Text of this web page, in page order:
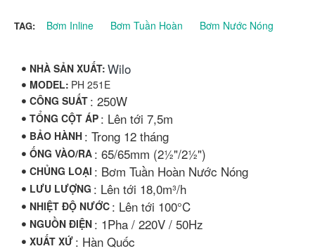
TAG: Bơm Inline Bơm Tuần Hoàn Bơm Nước Nóng
NHÀ SẢN XUẤT: Wilo
MODEL: PH 251E
CÔNG SUẤT : 250W
TỔNG CỘT ÁP : Lên tới 7,5m
BẢO HÀNH : Trong 12 tháng
ỐNG VÀO/RA : 65/65mm (2½"/2½")
CHỦNG LOẠI : Bơm Tuần Hoàn Nước Nóng
LƯU LƯỢNG : Lên tới 18,0m³/h
NHIỆT ĐỘ NƯỚC : Lên tới 100°C
NGUỒN ĐIỆN : 1Pha / 220V / 50Hz
XUẤT XỨ : Hàn Quốc